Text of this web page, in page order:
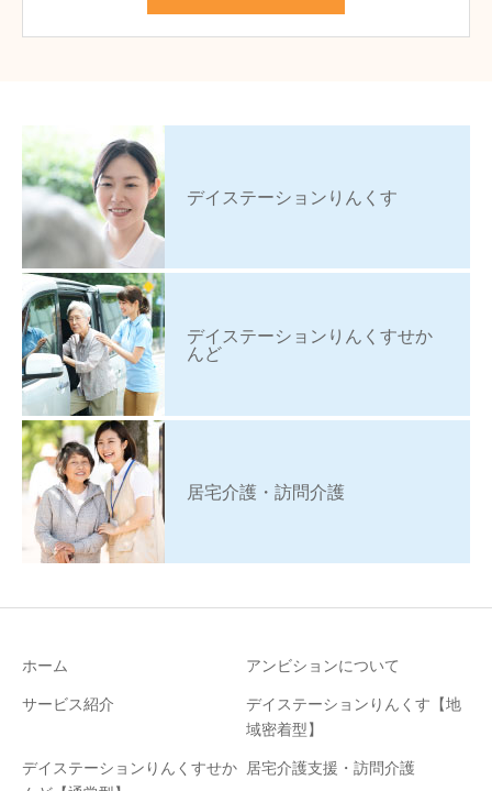
デイステーションりんくす
デイステーションりんくすせか
んど
居宅介護・訪問介護
ホーム
アンビションについて
サービス紹介
デイステーションりんくす【地
域密着型】
デイステーションりんくすせか 居宅介護支援・訪問介護